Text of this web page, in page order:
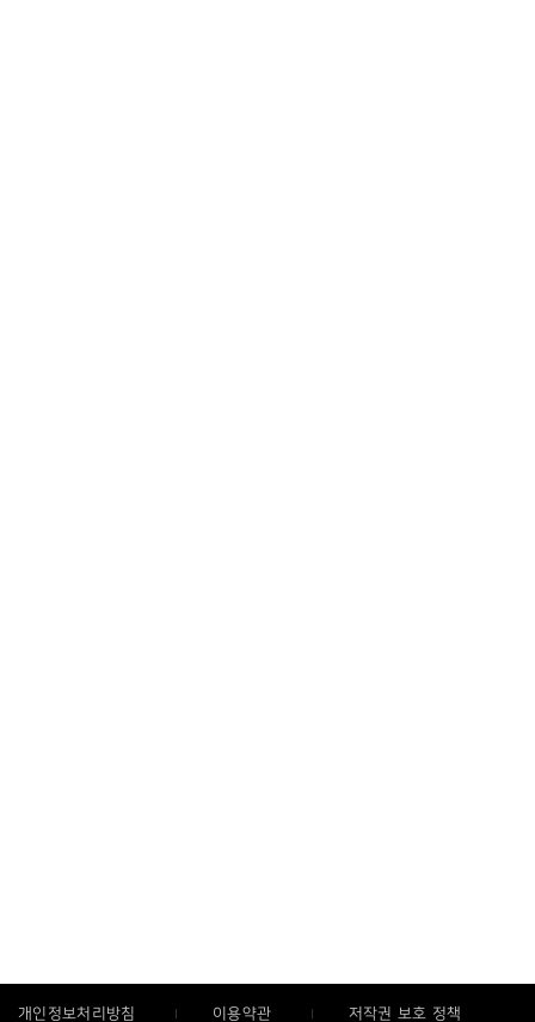
개인정보처리방침 이용약관 저작권 보호 정책